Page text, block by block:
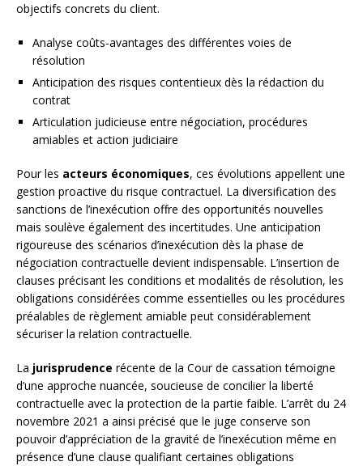
objectifs concrets du client.
Analyse coûts-avantages des différentes voies de
résolution
Anticipation des risques contentieux dès la rédaction du
contrat
Articulation judicieuse entre négociation, procédures
amiables et action judiciaire
Pour les acteurs économiques, ces évolutions appellent une
gestion proactive du risque contractuel. La diversification des
sanctions de l’inexécution offre des opportunités nouvelles
mais soulève également des incertitudes. Une anticipation
rigoureuse des scénarios d’inexécution dès la phase de
négociation contractuelle devient indispensable. L’insertion de
clauses précisant les conditions et modalités de résolution, les
obligations considérées comme essentielles ou les procédures
préalables de règlement amiable peut considérablement
sécuriser la relation contractuelle.
La jurisprudence récente de la Cour de cassation témoigne
d’une approche nuancée, soucieuse de concilier la liberté
contractuelle avec la protection de la partie faible. L’arrêt du 24
novembre 2021 a ainsi précisé que le juge conserve son
pouvoir d’appréciation de la gravité de l’inexécution même en
présence d’une clause qualifiant certaines obligations